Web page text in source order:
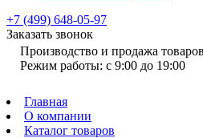
+7 (499) 648-05-97
Заказать звонок
Производство и продажа
Режим работы: с 9:00 до 19:00
Главная
О компании
Каталог товаров